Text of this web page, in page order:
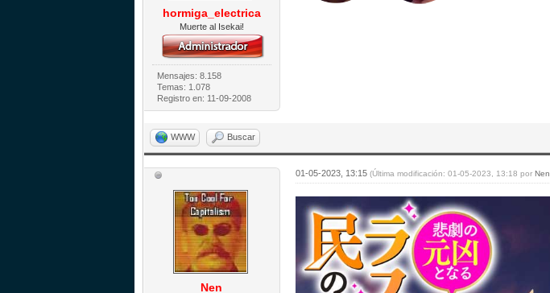
hormiga_electrica
Muerte al Isekai!
Mensajes: 8.158
Temas: 1.078
Registro en: 11-09-2008
WWW Buscar
Nen
01-05-2023, 13:15(Última modificación: 01-05-2023, 13:18 porNen